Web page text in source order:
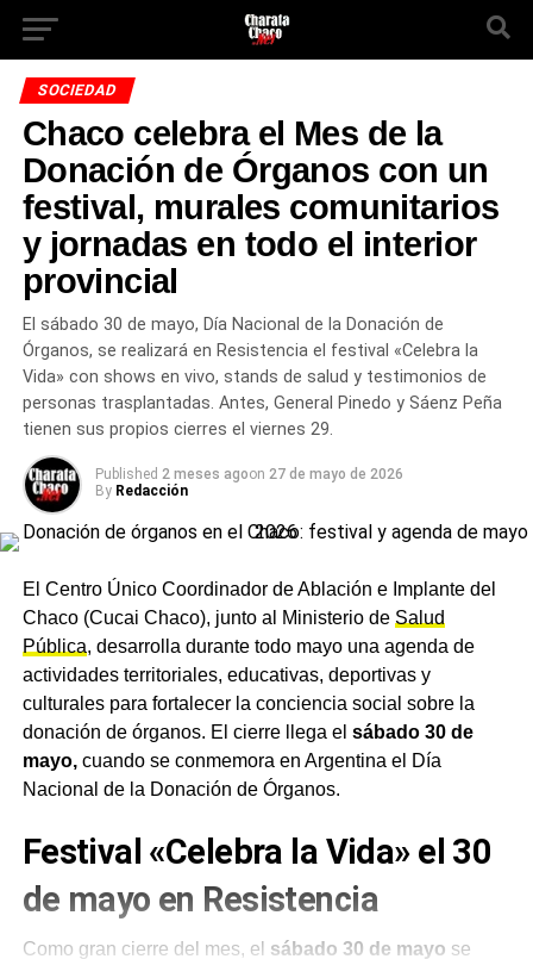
SOCIEDAD
Chaco celebra el Mes de la
Donación de Órganos con un
festival, murales comunitarios
y jornadas en todo el interior
provincial
El sábado 30 de mayo, Día Nacional de la Donación de
Órganos, se realizará en Resistencia el festival «Celebra la
Vida» con shows en vivo, stands de salud y testimonios de
personas trasplantadas. Antes, General Pinedo y Sáenz Peña
tienen sus propios cierres el viernes 29.
Published 2 meses agoon 27 de mayo de 2026
By Redacción
El Centro Único Coordinador de Ablación e Implante del
Chaco (Cucai Chaco), junto al Ministerio de Salud
Pública, desarrolla durante todo mayo una agenda de
actividades territoriales, educativas, deportivas y
culturales para fortalecer la conciencia social sobre la
donación de órganos. El cierre llega el sábado 30 de
mayo,cuando se conmemora en Argentina el Día
Nacional de la Donación de Órganos.
Festival «Celebra la Vida» el 30
de mayo en Resistencia
Como gran cierre del mes, el sábado 30 de mayo se